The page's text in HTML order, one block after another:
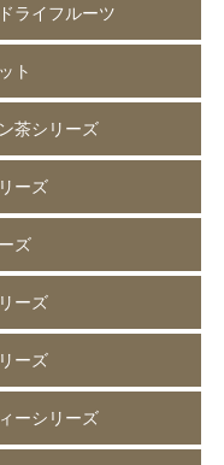
ライフルーツ
ール50g
ール150g
イス
60g
200g
ト
類
茶シリーズ
茶 80g
茶 250g
茶 1kg
が香る
茶 80g
が香る
茶 250g
が香る
茶 1kg
ーロン茶 80g
ーロン茶 250g
ーロン茶 80g
ウーロン茶 80g
ーズ
茶 80g
茶 80g
龍茶 80g
烏龍茶 80g
ズ
紅茶 無糖 80g
紅茶 無糖 250g
紅茶 無糖 1kg
イ紅茶 80g
イ紅茶 250g
ー 80g
ー 250g
ティー 80g
ティー 250g
ィー 80g
ィー 250g
ティー 250g
ーティー 250g
ーズ
茶 80g
茶 1kg
米茶 80g
ーズ
テ茶 80g
テ茶 250g
味マテ茶 80g
味マテ茶 250g
茶 80g
茶 250g
テ茶 80g
茶 80g
ーシリーズ